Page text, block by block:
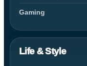
Gaming
Life & Style